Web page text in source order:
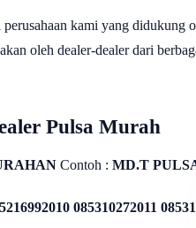
kami yang didukung
oleh dealer-dealer dari
Pulsa Murah
Contoh : MD.T
085310272011